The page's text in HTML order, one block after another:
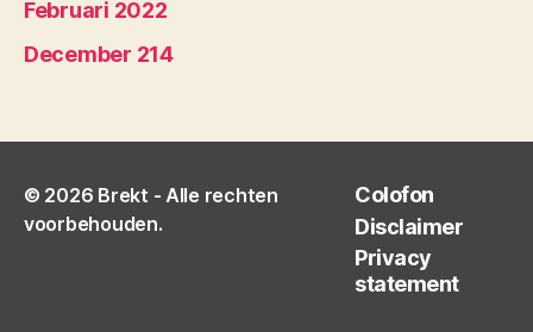
Februari 2022
December 214
© 2026 Brekt - Alle rechten
voorbehouden.
Colofon
Disclaimer
Privacy
statement